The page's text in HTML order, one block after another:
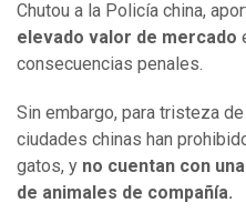
Chutou a la Policía china,
elevado valor de mercado
consecuencias penales.
Sin embargo, para tristeza
ciudades chinas han
gatos, y no cuentan con
de animales de compañía.